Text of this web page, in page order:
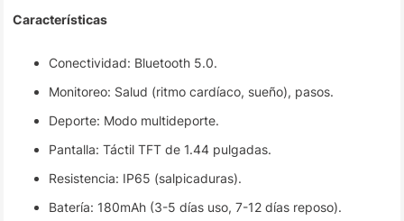
Características
Conectividad: Bluetooth 5.0.
Monitoreo: Salud (ritmo cardíaco, sueño), pasos.
Deporte: Modo multideporte.
Pantalla: Táctil TFT de 1.44 pulgadas.
Resistencia: IP65 (salpicaduras).
Batería: 180mAh (3-5 días uso, 7-12 días reposo).